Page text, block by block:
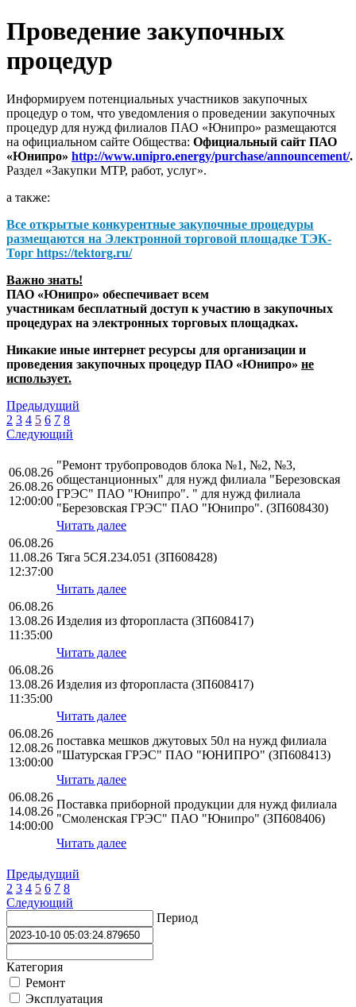
Проведение закупочных
процедур
Информируем потенциальных участников закупочных
процедур о том, что уведомления о проведении закупочных
процедур для нужд филиалов ПАО «Юнипро» размещаются
на официальном сайте Общества: Официальный сайт ПАО
«Юнипро» http://www.unipro.energy/purchase/announcement/.
Раздел «Закупки МТР, работ, услуг».
а также:
Все открытые конкурентные закупочные процедуры
размещаются на Электронной торговой площадке ТЭК-
Торг https://tektorg.ru/
Важно знать!
ПАО «Юнипро» обеспечивает всем
участникам бесплатный доступ к участию в закупочных
процедурах на электронных торговых площадках.
Никакие иные интернет ресурсы для организации и
проведения закупочных процедур ПАО «Юнипро» не
использует.
Предыдущий
2 3 4 5 6 7 8
Следующий
06.08.26
26.08.26
12:00:00
"Ремонт трубопроводов блока №1, №2, №3,
общестанционных" для нужд филиала "Березовская
ГРЭС" ПАО "Юнипро". " для нужд филиала
"Березовская ГРЭС" ПАО "Юнипро". (ЗП608430)
Читать далее
06.08.26
11.08.26
12:37:00
Тяга 5СЯ.234.051 (ЗП608428)
Читать далее
06.08.26
13.08.26
11:35:00
Изделия из фторопласта (ЗП608417)
Читать далее
06.08.26
13.08.26
11:35:00
Изделия из фторопласта (ЗП608417)
Читать далее
06.08.26
12.08.26
13:00:00
поставка мешков джутовых 50л на нужд филиала
"Шатурская ГРЭС" ПАО "ЮНИПРО" (ЗП608413)
Читать далее
06.08.26
14.08.26
14:00:00
Поставка приборной продукции для нужд филиала
"Смоленская ГРЭС" ПАО "Юнипро" (ЗП608406)
Читать далее
Предыдущий
2 3 4 5 6 7 8
Следующий
Период
Категория
Ремонт
Эксплуатация